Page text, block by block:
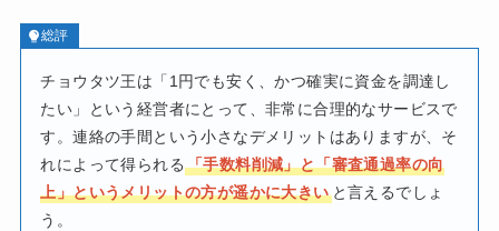
総評
チョウタツ王は「1円でも安く、かつ確実に資金を調達し
たい」という経営者にとって、非常に合理的なサービスで
す。連絡の手間という小さなデメリットはありますが、そ
れによって得られる「手数料削減」と「審査通過率の向
上」というメリットの方が遥かに大きいと言えるでしょ
う。